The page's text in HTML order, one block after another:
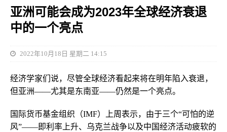
亚洲可能会成为2023年全球经济衰退
中的一个亮点
2022年10月18日 星期二 14:15
经济学家们说，尽管全球经济看起来将在明年陷入衰退，
但亚洲——尤其是东南亚——仍然是一个亮点。
国际货币基金组织（IMF）上周表示，由于三个“可怕的逆
风”——即利率上升、乌克兰战争以及中国经济活动疲软的